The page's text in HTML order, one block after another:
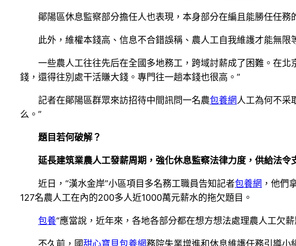
鄖陽區休息監察部分擔任人也表現，本身部分在編且能勝任任務
此外，維權本錢高、信息不合錯誤稱、農人工自我維護才能無
一些農人工往往先后在全國多地務工，跨域討薪成了困難。在
錢，還得往別處干活賺大錢。專門往一趟本錢也很高。”
記者在鄖陽區群眾來訪招待中間訊問一名農包養網人工為何不采
么。”
題目若何破解？
延長建筑業農人工發薪周期，強化休息監察法律力度，供給法令
近日，“漢水金岸”小區項目多名務工職員告知記者包養網 ，他們
127名農人工在內的200多人近1000萬元薪水的拖欠題目。
包養“應當說，近年來，各地各部分都在想方想法處理農人工欠
不久前，國甜心寶貝包養網務院失業增進和休息維護任務引導